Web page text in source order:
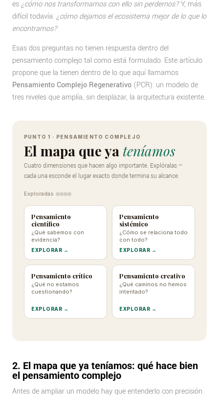
es¿cómo nos transformamos con ello sin perdernos?Y, más
difícil todavía: ¿cómo dejamos el ecosistema mejor de lo que lo
encontramos?
Esas dos preguntas no tienen respuesta dentro del
pensamiento complejo tal como está formulado. Este artículo
propone que la tienen dentro de lo que aquí llamamos
Pensamiento Complejo Regenerativo (PCR): un modelo de
tres niveles que amplía, sin desplazar, la arquitectura existente.
interactivo
de
las
cuatro
dimensiones
pensamiento
complejo
sus
límites
PUNTO 1 · PENSAMIENTO COMPLEJO
El mapa que ya teníamos
Cuatro dimensiones que hacen algo importante. Explóralas —
cada una esconde el lugar exacto donde termina su alcance.
Exploradas
Pensamiento
científico
¿Qué sabemos con
evidencia?
EXPLORAR →
Pensamiento
sistémico
¿Cómo se relaciona todo
con todo?
EXPLORAR →
Pensamiento crítico
¿Qué no estamos
cuestionando?
EXPLORAR →
Pensamiento creativo
¿Qué caminos no hemos
intentado?
EXPLORAR →
2. El mapa que ya teníamos: qué hace bien
el pensamiento complejo
Antes de ampliar un modelo hay que entenderlo con precisión.